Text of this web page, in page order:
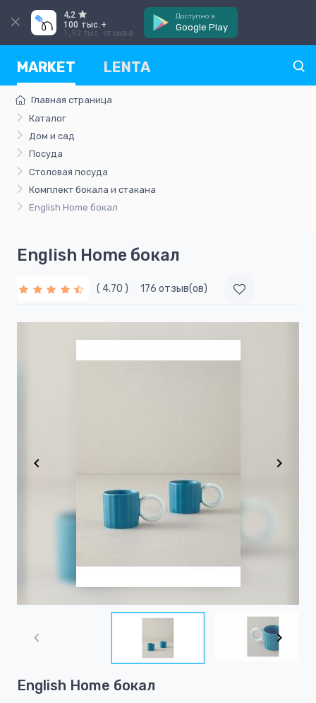
4,2
100 тыс.+
1,92 тыс. отзыва
Доступно в
Google Play
MARKET LENTA
Главная страница
Каталог
Дом и сад
Посуда
Столовая посуда
Комплект бокала и стакана
English Home бокал
English Home бокал
( 4.70 ) 176 отзыв(ов)
1English Home бокал